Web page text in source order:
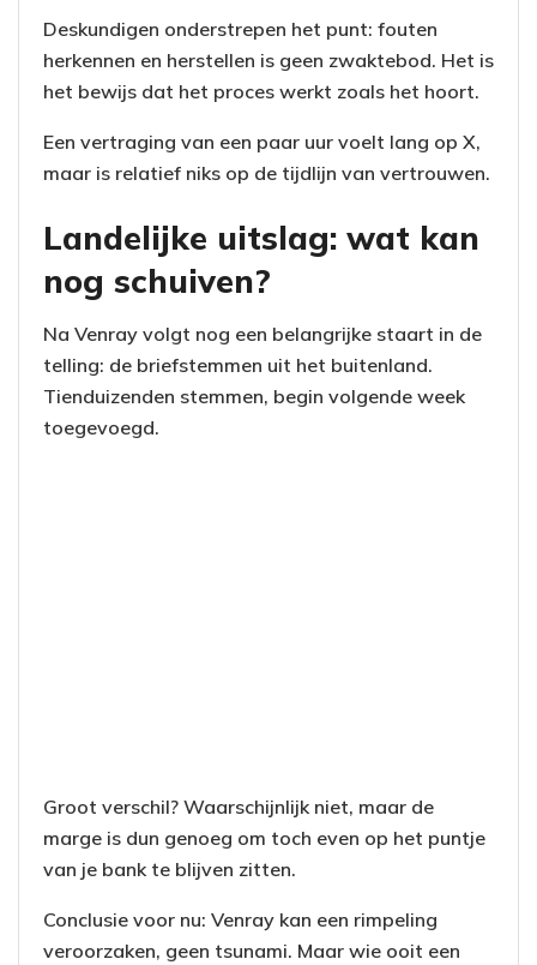
Deskundigen onderstrepen het punt: fouten
herkennen en herstellen is geen zwaktebod. Het is
het bewijs dat het proces werkt zoals het hoort.
Een vertraging van een paar uur voelt lang op X,
maar is relatief niks op de tijdlijn van vertrouwen.
Landelijke uitslag: wat kan
nog schuiven?
Na Venray volgt nog een belangrijke staart in de
telling: de briefstemmen uit het buitenland.
Tienduizenden stemmen, begin volgende week
toegevoegd.
Groot verschil? Waarschijnlijk niet, maar de
marge is dun genoeg om toch even op het puntje
van je bank te blijven zitten.
Conclusie voor nu: Venray kan een rimpeling
veroorzaken, geen tsunami. Maar wie ooit een